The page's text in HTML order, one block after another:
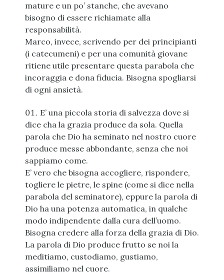
mature e un po’ stanche, che avevano
bisogno di essere richiamate alla
responsabilità.
Marco, invece, scrivendo per dei principianti
(i catecumeni) e per una comunità giovane
ritiene utile presentare questa parabola che
incoraggia e dona fiducia. Bisogna spogliarsi
di ogni ansietà.
E’ una piccola storia di salvezza dove si
dice cha la grazia produce da sola. Quella
parola che Dio ha seminato nel nostro cuore
produce messe abbondante, senza che noi
sappiamo come.
E’ vero che bisogna accogliere, rispondere,
togliere le pietre, le spine (come si dice nella
parabola del seminatore), eppure la parola di
Dio ha una potenza automatica, in qualche
modo indipendente dalla cura dell’uomo.
Bisogna credere alla forza della grazia di Dio.
La parola di Dio produce frutto se noi la
meditiamo, custodiamo, gustiamo,
assimiliamo nel cuore.